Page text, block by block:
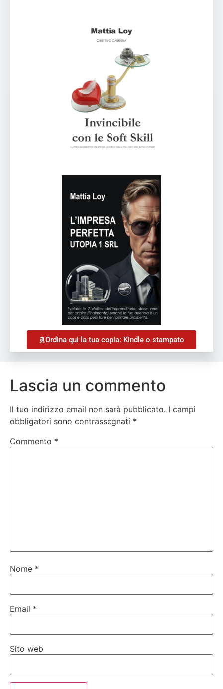
Ordina qui la tua copia: Kindle o stampato
Lascia un commento
Il tuo indirizzo email non sarà pubblicato. I campi
obbligatori sono contrassegnati *
Commento *
Nome *
Email *
Sito web